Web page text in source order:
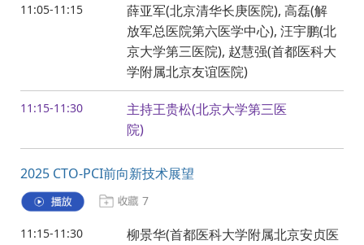
11:05-11:15
薛亚军(北京清华长庚医院), 高磊(解
放军总医院第六医学中心), 汪宇鹏(北
京大学第三医院), 赵慧强(首都医科大
学附属北京友谊医院)
11:15-11:30
主持王贵松(北京大学第三医
院)
2025 CTO-PCI前向新技术展望
7
11:15-11:30
柳景华(首都医科大学附属北京安贞医